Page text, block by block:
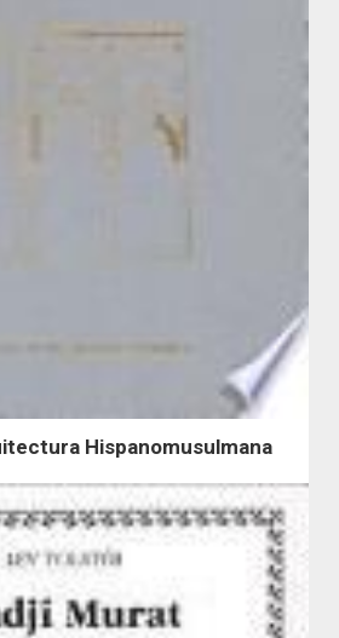
Hispanomusulmana